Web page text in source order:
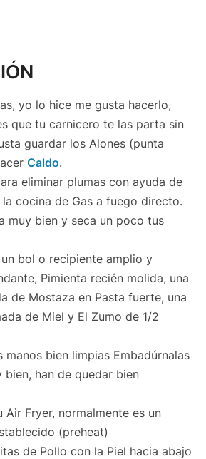
yo lo hice me gusta hacerlo,
que tu carnicero te las parta sin
guardar los Alones (punta
Caldo.
eliminar plumas con ayuda de
cocina de Gas a fuego directo.
muy bien y seca un poco tus
bol o recipiente amplio y
Pimienta recién molida, una
de Mostaza en Pasta fuerte, una
de Miel y El Zumo de 1/2
manos bien limpias Embadúrnalas
bien, han de quedar bien
Air Fryer, normalmente es un
(preheat)
de Pollo con la Piel hacia abajo